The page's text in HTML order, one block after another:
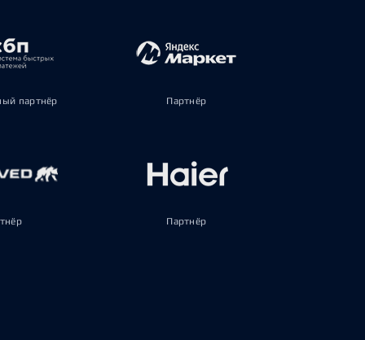
партнёр Партнёр
Партнёр